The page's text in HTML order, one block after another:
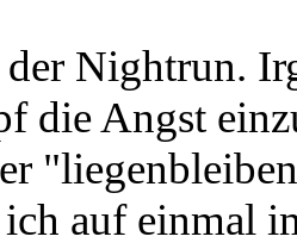
Nightrun.
die Angst
ich auf einmal